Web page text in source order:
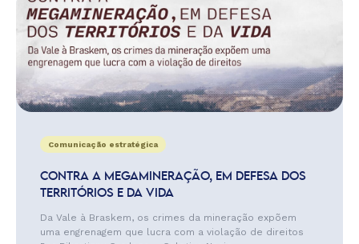
Comunicação estratégica
CONTRA A MEGAMINERAÇÃO, EM DEFESA DOS
TERRITÓRIOS E DA VIDA
Da Vale à Braskem, os crimes da mineração expõem
uma engrenagem que lucra com a violação de direitos